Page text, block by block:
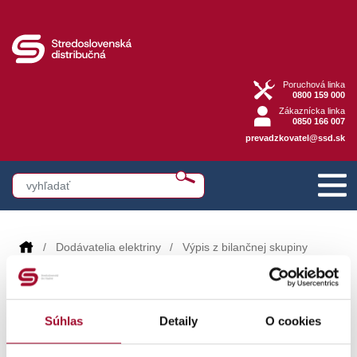
Súhlas Detaily O cookies
Poruchová linka
0800 159 000
Zákaznícka linka
0850 166 007
prevadzkovatel@ssd.sk
Dodávatelia elektriny Výpis z bilančnej skupiny
Výpis z bilančnej skupiny